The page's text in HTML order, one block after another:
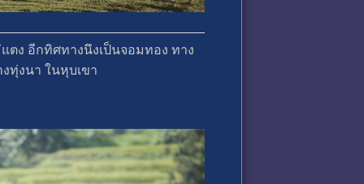
ตง อีกทิศทางนึงเป็นจอมทอง ทาง
ทุ่งนา ในหุบเขา